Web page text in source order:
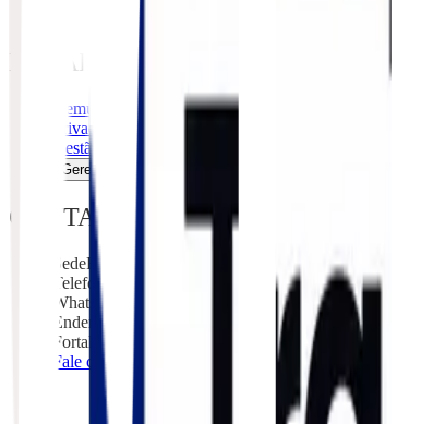
LEGAL
Demurrage & Detention
Privacidade
Gestão de Cookies
Gerenciar consentimento
CONTATO
SedeFortaleza - CE
Telefone
WhatsApp
Endereço
Av. Santos Dumont, 2088 - 7º andar, Aldeota
Fortaleza - CE, 60150-161
Fale com um especialista